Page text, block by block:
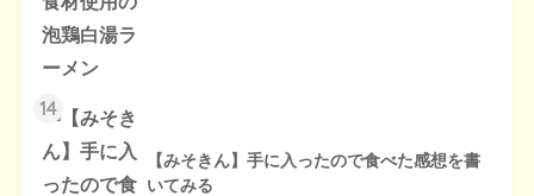
14
【みそきん】手に入ったので食べた感想を書
いてみる